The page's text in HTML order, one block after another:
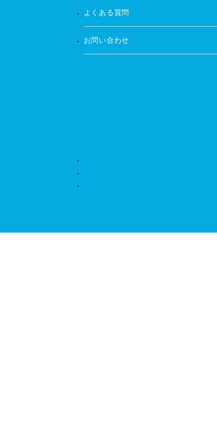
よくある質問
お問い合わせ